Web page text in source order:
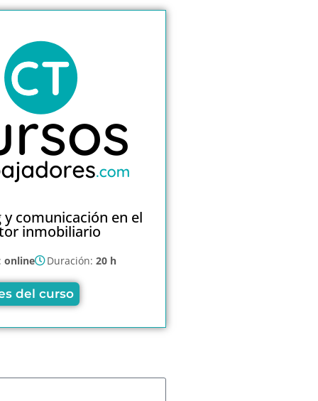
comunicación en el
inmobiliario
online Duración: 20 h
del curso